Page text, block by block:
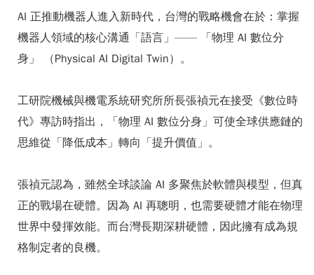
AI 正推動機器人進入新時代，台灣的戰略機會在於：掌握
機器人領域的核心溝通「語言」—— 「物理 AI 數位分
身」 （Physical AI Digital Twin）。
工研院機械與機電系統研究所所長張禎元在接受《數位時
代》專訪時指出，「物理 AI 數位分身」可使全球供應鏈的
思維從「降低成本」轉向「提升價值」。
張禎元認為，雖然全球談論 AI 多聚焦於軟體與模型，但真
正的戰場在硬體。因為 AI 再聰明，也需要硬體才能在物理
世界中發揮效能。而台灣長期深耕硬體，因此擁有成為規
格制定者的良機。